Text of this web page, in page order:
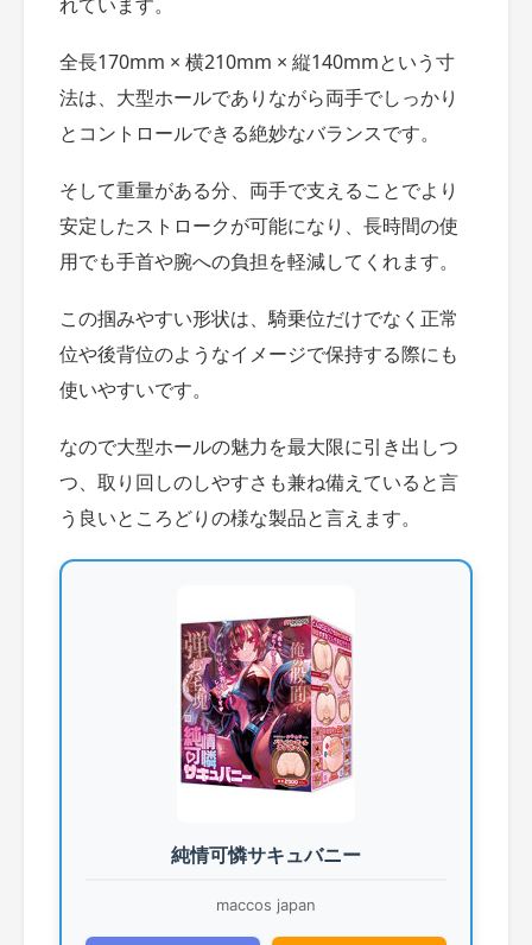
全長170mm × 横210mm × 縦140mmという寸
法は、大型ホールでありながら両手でしっかり
とコントロールできる絶妙なバランスです。
そして重量がある分、両手で支えることでより
安定したストロークが可能になり、長時間の使
用でも手首や腕への負担を軽減してくれます。
この掴みやすい形状は、騎乗位だけでなく正常
位や後背位のようなイメージで保持する際にも
使いやすいです。
なので大型ホールの魅力を最大限に引き出しつ
つ、取り回しのしやすさも兼ね備えていると言
う良いところどりの様な製品と言えます。
純情可憐サキュバニー
maccos japan